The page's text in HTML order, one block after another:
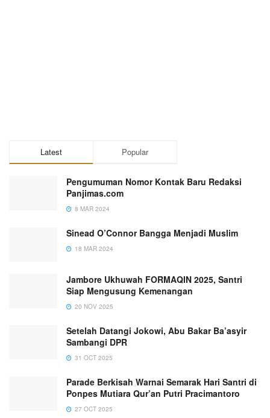
Latest Popular
Pengumuman Nomor Kontak Baru Redaksi
Panjimas.com
8 MAR 2024
Sinead O’Connor Bangga Menjadi Muslim
18 MAR 2024
Jambore Ukhuwah FORMAQIN 2025, Santri
Siap Mengusung Kemenangan
20 NOV 2025
Setelah Datangi Jokowi, Abu Bakar Ba’asyir
Sambangi DPR
31 OCT 2025
Parade Berkisah Warnai Semarak Hari Santri di
Ponpes Mutiara Qur’an Putri Pracimantoro
27 OCT 2025